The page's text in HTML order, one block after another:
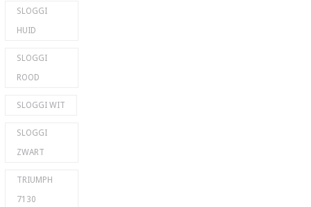
SLOGGI
HUID
SLOGGI
ROOD
SLOGGI WIT
SLOGGI
ZWART
TRIUMPH
7130